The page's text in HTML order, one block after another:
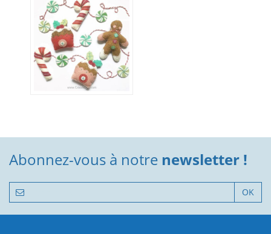
Abonnez-vous à notre newsletter !
OK